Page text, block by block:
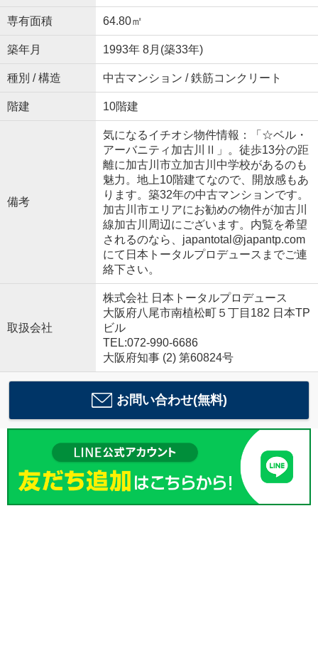
専有面積 64.80㎡
築年月 1993年 8月(築33年)
種別 / 構造 中古マンション / 鉄筋コンクリート
階建 10階建
備考
気になるイチオシ物件情報：「☆ベル・
アーバニティ加古川Ⅱ」。徒歩13分の距
離に加古川市立加古川中学校があるのも
魅力。地上10階建てなので、開放感もあ
ります。築32年の中古マンションです。
加古川市エリアにお勧めの物件が加古川
線加古川周辺にございます。内覧を希望
されるのなら、japantotal@japantp.com
にて日本トータルプロデュースまでご連
絡下さい。
取扱会社
株式会社 日本トータルプロデュース
大阪府八尾市南植松町５丁目182 日本TP
ビル
TEL:072-990-6686
大阪府知事 (2) 第60824号
お問い合わせ(無料)